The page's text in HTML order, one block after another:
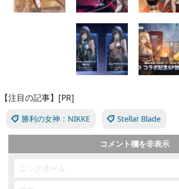
【注目の記事】[PR]
勝利の女神：NIKKE Stellar Blade
コメント欄を非表示